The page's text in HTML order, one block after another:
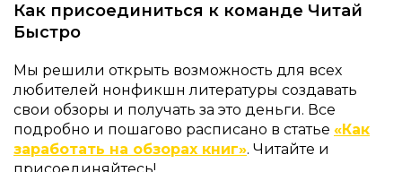
Как присоединиться к команде Читай
Быстро
Мы решили открыть возможность для всех
любителей нонфикшн литературы создавать
свои обзоры и получать за это деньги. Все
подробно и пошагово расписано в статье «Как
заработать на обзорах книг». Читайте и